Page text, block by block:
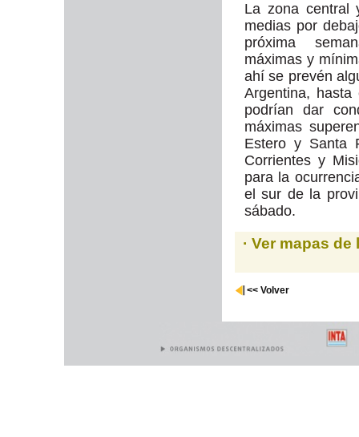
La zona central
medias por
próxima
máximas y
ahí se prevén
Argentina,
podrían dar
máximas
Estero y Santa
Corrientes y
para la
el sur de la
sábado.
· Ver mapas
<< Volver